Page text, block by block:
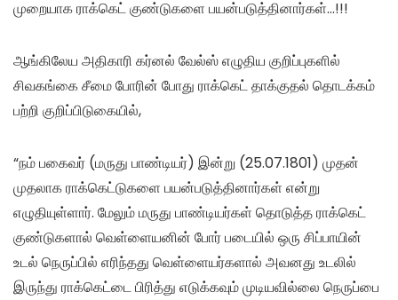
முறையாக ராக்கெட் குண்டுகளை பயன்படுத்தினார்கள்…!!!
ஆங்கிலேய அதிகாரி கர்னல் வேல்ஸ் எழுதிய குறிப்புகளில்
சிவகங்கை சீமை போரின் போது ராக்கெட் தாக்குதல் தொடக்கம்
பற்றி குறிப்பிடுகையில்,
“நம் பகைவர் (மருது பாண்டியர்) இன்று (25.07.1801) முதன்
முதலாக ராக்கெட்டுகளை பயன்படுத்தினார்கள் என்று
எழுதியுள்ளார். மேலும் மருது பாண்டியர்கள் தொடுத்த ராக்கெட்
குண்டுகளால் வெள்ளையனின் போர் படையில் ஒரு சிப்பாயின்
உடல் நெருப்பில் எரிந்தது வெள்ளையர்களால் அவனது உடலில்
இருந்து ராக்கெட்டை பிரித்து எடுக்கவும் முடியவில்லை நெருப்பை